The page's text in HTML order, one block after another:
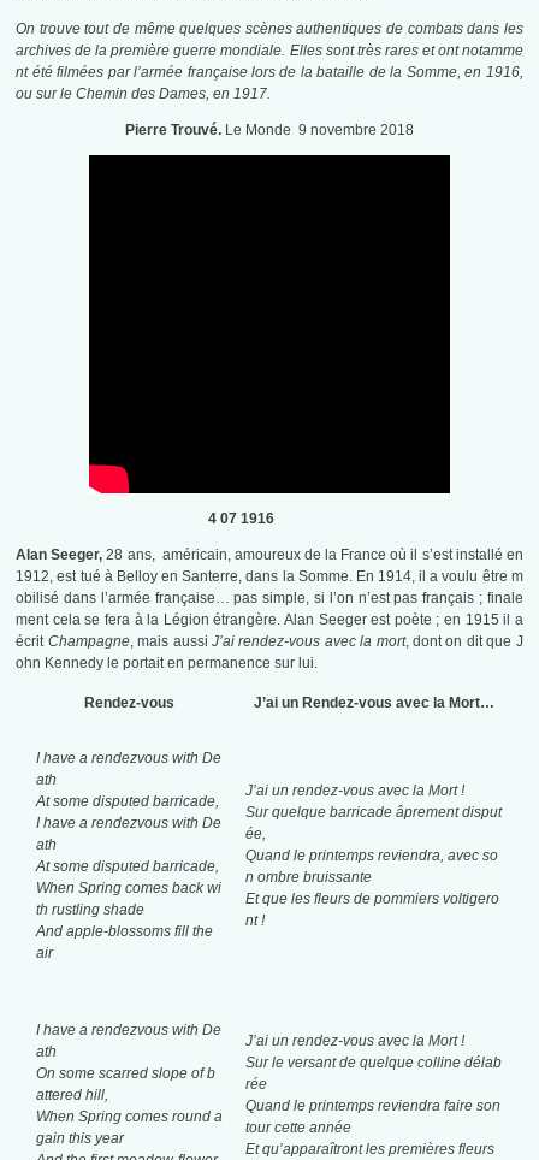
On trouve tout de même quelques scènes authentiques de combats dans les
archives de la première guerre mondiale. Elles sont très rares et ont notamme
nt été filmées par l’armée française lors de la bataille de la Somme, en 1916,
ou sur le Chemin des Dames, en 1917.
Pierre Trouvé. Le Monde 9 novembre 2018
4 07 1916
Alan Seeger,28 ans, américain, amoureux de la France où il s’est installé en
1912, est tué à Belloy en Santerre, dans la Somme. En 1914, il a voulu être m
obilisé dans l’armée française… pas simple, si l’on n’est pas français ; finale
ment cela se fera à la Légion étrangère. Alan Seeger est poète ; en 1915 il a
écrit Champagne, mais aussi J’ai rendez-vous avec la mort, dont on dit que J
ohn Kennedy le portait en permanence sur lui.
Rendez-vous J’ai un Rendez-vous avec la Mort…
I have a rendezvous with De
ath
At some disputed barricade,
I have a rendezvous with De
ath
At some disputed barricade,
When Spring comes back wi
th rustling shade
And apple-blossoms fill the
air
J’ai un rendez-vous avec la Mort !
Sur quelque barricade âprement disput
ée,
Quand le printemps reviendra, avec so
n ombre bruissante
Et que les fleurs de pommiers voltigero
nt !
I have a rendezvous with De
ath
On some scarred slope of b
attered hill,
When Spring comes round a
gain this year
J’ai un rendez-vous avec la Mort !
Sur le versant de quelque colline délab
rée
Quand le printemps reviendra faire son
tour cette année
Et qu’apparaîtront les premières fleurs